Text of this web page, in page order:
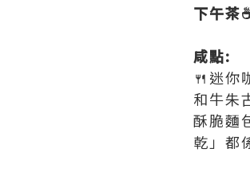
下午茶
咸點:
🍴迷你
和牛朱
酥脆麵
乾」都